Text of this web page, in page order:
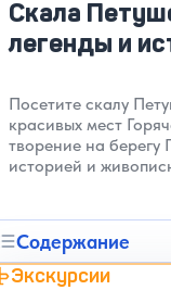
Скала
легенды и
Посетите скалу
красивых мест
творение на берегу
историей и
Содержание
Экскурсии